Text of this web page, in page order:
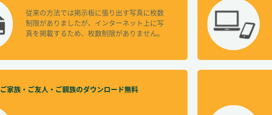
従来の方法では掲示板に張り出す写真に枚数
制限がありましたが、インターネット上に写
真を掲載するため、枚数制限がありません。
ご家族・ご友人・ご親族のダウンロード無料